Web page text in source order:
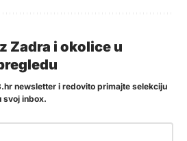
Zadra i okolice u
newsletter i redovito primajte selekciju
svoj inbox.